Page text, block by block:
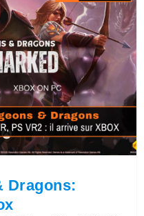
Dragons: